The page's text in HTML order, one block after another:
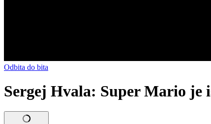
Odbita do bita
Sergej Hvala: Super Mario